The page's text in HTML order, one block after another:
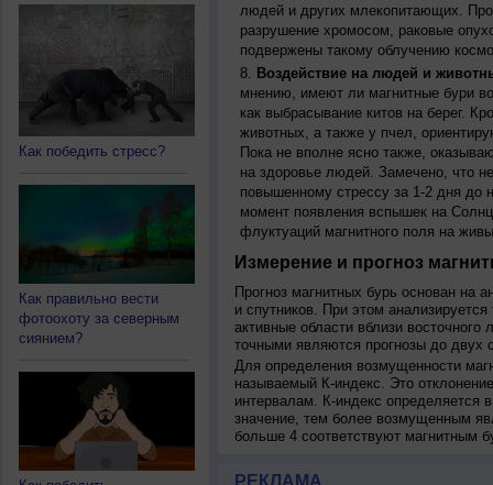
Как победить стресс?
Как правильно вести
фотоохоту за северным
сиянием?
людей и других млекопитающих.
разрушение хромосом, раковые
подвержены такому облучению
Воздействие на людей и
мнению, имеют ли магнитные бури
как выбрасывание китов на берег.
животных, а также у пчел,
Пока не вполне ясно также,
на здоровье людей. Замечено, что
повышенному стрессу за 1-2 дня до
момент появления вспышек на
флуктуаций магнитного поля на
Измерение и прогноз
Прогноз магнитных бурь основан на
и спутников. При этом
активные области вблизи
точными являются прогнозы до двух
Для определения возмущенности
называемый К-индекс. Это
интервалам. К-индекс определяется
значение, тем более возмущенным
больше 4 соответствуют магнитным
РЕКЛАМА